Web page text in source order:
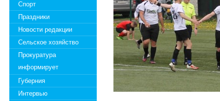
Спорт
Праздники
Новости редакции
Сельское хозяйство
Прокуратура
информирует
Губерния
Интервью